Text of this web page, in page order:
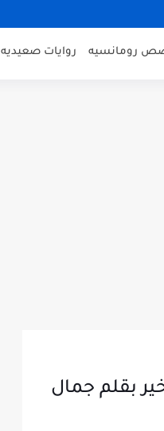
رومانسيه روايات صعيديه
بقلم جمال